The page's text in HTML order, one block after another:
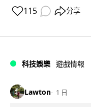
115 分享
科技娛樂 遊戲情報
Lawton 1 日